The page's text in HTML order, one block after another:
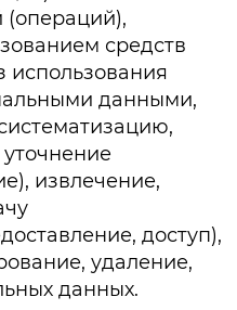
(операций),
средств
использования
данными,
извлечение,
доступ),
удаление,
данных.